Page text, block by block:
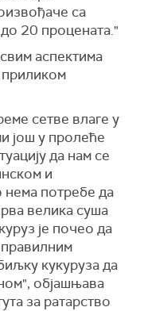
са
20 процената."
аспектима
приликом
сетве влаге у
још у пролеће
да нам се
и
нема потребе да
велика суша
је почео да
кукуруза да
објашњава
за ратарство